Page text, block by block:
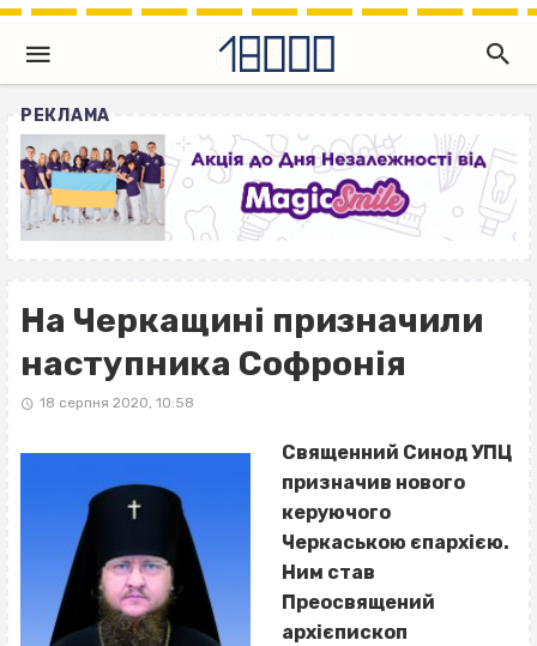
РЕКЛАМА
На Черкащині призначили
наступника Софронія
18 серпня 2020, 10:58
Священний Синод УПЦ
призначив нового
керуючого
Черкаською єпархією.
Ним став
Преосвящений
архієпископ